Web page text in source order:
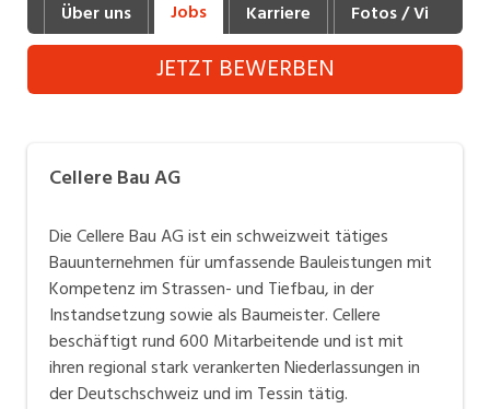
Industrie, Maschinenbau, Anlagenbau,
Produktion
Informatik, Telekommunikation
Körperpflege, Wellness
Marketing, Kommunikation, Medien, Druck
Mechanik, Elektronik, Optik, Textil (Fertigung)
Medizin, Gesundheitswesen, Pflege
Verkauf, Handel, Kundenberatung,
Aussendienst
Über uns Jobs Karriere Fotos / Videos
JETZT BEWERBEN
Cellere Bau AG
Die Cellere Bau AG ist ein schweizweit tätiges
Bauunternehmen für umfassende Bauleistungen mit
Kompetenz im Strassen- und Tiefbau, in der
Instandsetzung sowie als Baumeister. Cellere
beschäftigt rund 600 Mitarbeitende und ist mit
ihren regional stark verankerten Niederlassungen in
der Deutschschweiz und im Tessin tätig.